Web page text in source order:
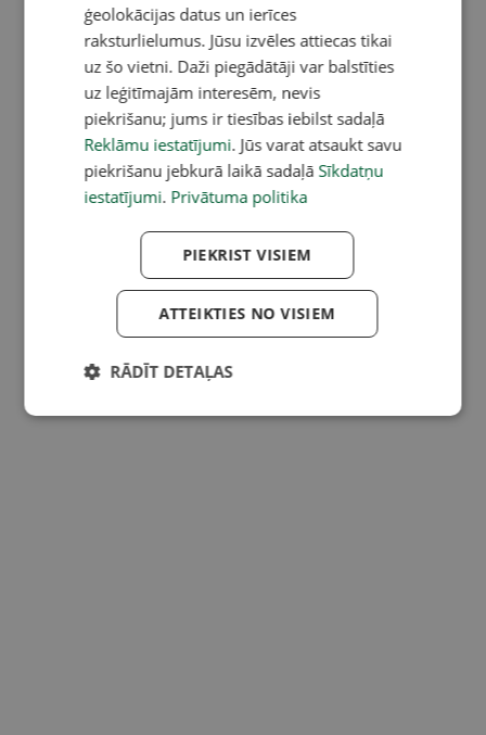
ģeolokācijas datus un ierīces
raksturlielumus. Jūsu izvēles attiecas tikai
uz šo vietni. Daži piegādātāji var balstīties
uz leģitīmajām interesēm, nevis
piekrišanu; jums ir tiesības iebilst sadaļā
Reklāmu iestatījumi. Jūs varat atsaukt savu
piekrišanu jebkurā laikā sadaļā Sīkdatņu
iestatījumi. Privātuma politika
PIEKRIST VISIEM
ATTEIKTIES NO VISIEM
RĀDĪT DETAĻAS